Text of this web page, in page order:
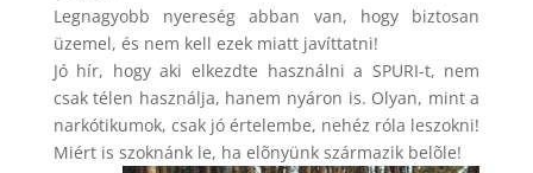
Legnagyobb nyereség abban van, hogy biztosan
üzemel, és nem kell ezek miatt javíttatni!
Jó hír, hogy aki elkezdte használni a SPURI-t, nem
csak télen használja, hanem nyáron is. Olyan, mint a
narkótikumok, csak jó értelembe, nehéz róla leszokni!
Miért is szoknánk le, ha elõnyünk származik belõle!